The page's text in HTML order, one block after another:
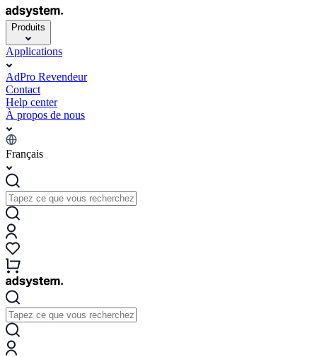
Produits
Applications
AdPro Revendeur
Contact
Help center
À propos de nous
Français